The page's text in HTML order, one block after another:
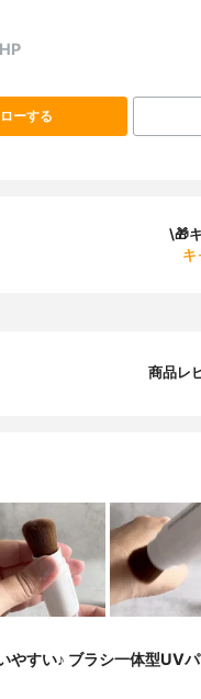
HP
ーする
\🎁
キ
商品レ
やすい♪ ブラシ一体型UV